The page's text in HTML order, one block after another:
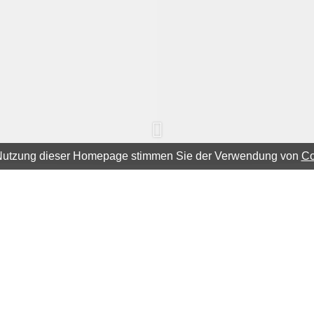
dieser Homepage stimmen Sie der Verwendung von